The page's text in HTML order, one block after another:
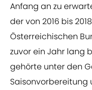
Anfang an zu
der von 2016 bis
Österreichischen
zuvor ein Jahr lang
gehörte unter den
Saisonvorbereitung